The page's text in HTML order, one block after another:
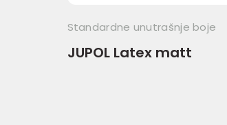
Standardne unutrašnje boje
JUPOL Latex matt